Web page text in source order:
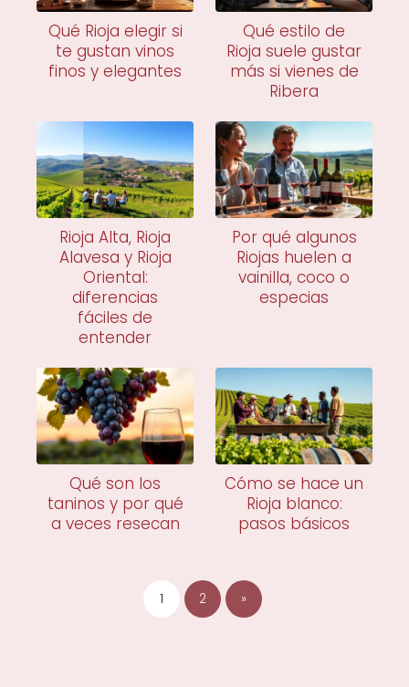
Qué Rioja elegir si
te gustan vinos
finos y elegantes
Qué estilo de
Rioja suele gustar
más si vienes de
Ribera
Rioja Alta, Rioja
Alavesa y Rioja
Oriental:
diferencias
fáciles de
entender
Por qué algunos
Riojas huelen a
vainilla, coco o
especias
Qué son los
taninos y por qué
a veces resecan
Cómo se hace un
Rioja blanco:
pasos básicos
1 2 »